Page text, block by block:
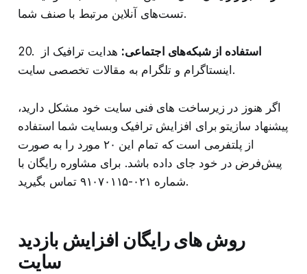
تست‌های آنلاین مرتبط با صنف شما.
20. استفاده از شبکه‌های اجتماعی: هدایت ترافیک از
اینستاگرام و تلگرام به مقالات تخصصی سایت.
اگر هنوز در زیرساخت‌ های فنی سایت خود مشکل دارید،
پیشنهاد سازیتو برای افزایش ترافیک وبسایت شما استفاده
از پلتفرمی است که تمام این ۲۰ مورد را به صورت
پیش‌فرض در خود جای داده باشد. برای مشاوره رایگان با
شماره ۰۲۱-۹۱۰۷۰۱۱۵ تماس بگیرید.
روش های رایگان افزایش بازدید
سایت